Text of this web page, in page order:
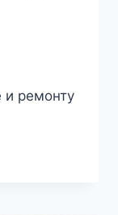
и ремонту